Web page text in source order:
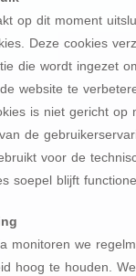
op dit moment
Deze cookies
die wordt ingezet
website te
is niet gericht op
de
voor de
soepel blijft
monitoren we
hoog te houden.